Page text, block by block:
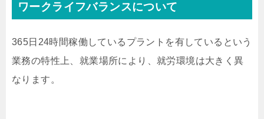
ワークライフバランスについて
365日24時間稼働しているプラントを有しているという
業務の特性上、就業場所により、就労環境は大きく異
なります。